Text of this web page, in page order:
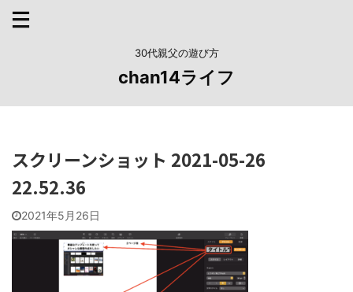
30代親父の遊び方
chan14ライフ
スクリーンショット 2021-05-26
22.52.36
2021年5月26日